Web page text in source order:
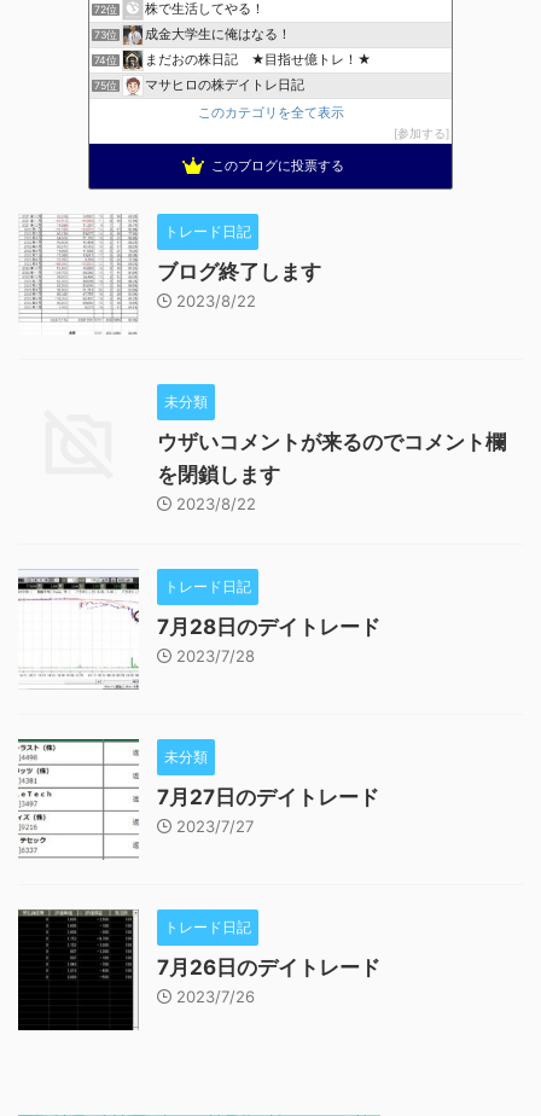
72位 株で生活してやる！
73位 成金大学生に俺はなる！
74位 まだおの株日記 ★目指せ億トレ！★
75位
マサヒロの株デイトレ日記
このカテゴリを全て表示
参加する
このブログに投票する
トレード日記
ブログ終了します
2023/8/22
未分類
ウザいコメントが来るのでコメント欄
を閉鎖します
2023/8/22
トレード日記
7月28日のデイトレード
2023/7/28
未分類
7月27日のデイトレード
2023/7/27
トレード日記
7月26日のデイトレード
2023/7/26